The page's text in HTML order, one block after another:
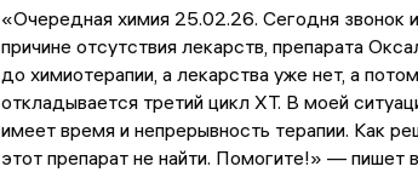
«Очередная химия 25.02.26. Сегодня звонок
причине отсутствия лекарств, препарата
до химиотерапии, а лекарства уже нет, а
откладывается третий цикл ХТ. В моей
имеет время и непрерывность терапии. Как
этот препарат не найти. Помогите!» — пишет